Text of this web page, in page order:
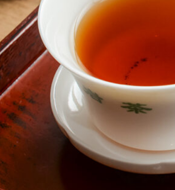
げ
ゼント応募